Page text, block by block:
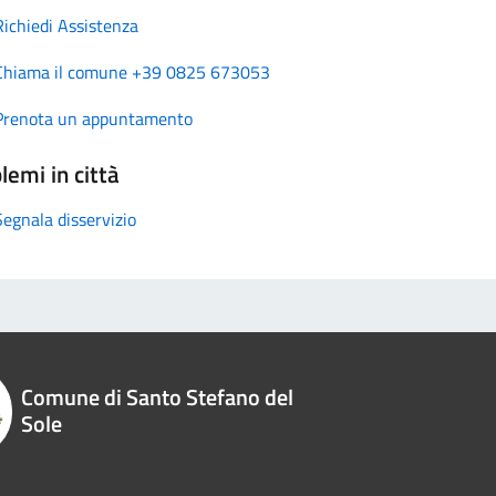
Assistenza
il comune +39 0825 673053
un appuntamento
in città
disservizio
Comune di Santo Stefano del
Sole